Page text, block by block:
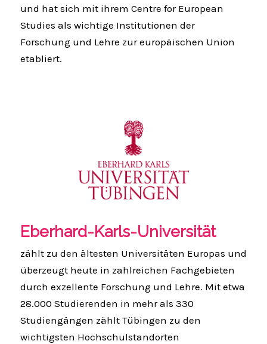
und hat sich mit ihrem Centre for European
Studies als wichtige Institutionen der
Forschung und Lehre zur europäischen Union
etabliert.
Eberhard-Karls-Universität
zählt zu den ältesten Universitäten Europas und
überzeugt heute in zahlreichen Fachgebieten
durch exzellente Forschung und Lehre. Mit etwa
28.000 Studierenden in mehr als 330
Studiengängen zählt Tübingen zu den
wichtigsten Hochschulstandorten